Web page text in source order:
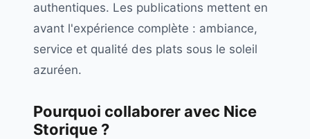
authentiques. Les publications mettent en
avant l'expérience complète : ambiance,
service et qualité des plats sous le soleil
azuréen.
Pourquoi collaborer avec Nice
Storique ?